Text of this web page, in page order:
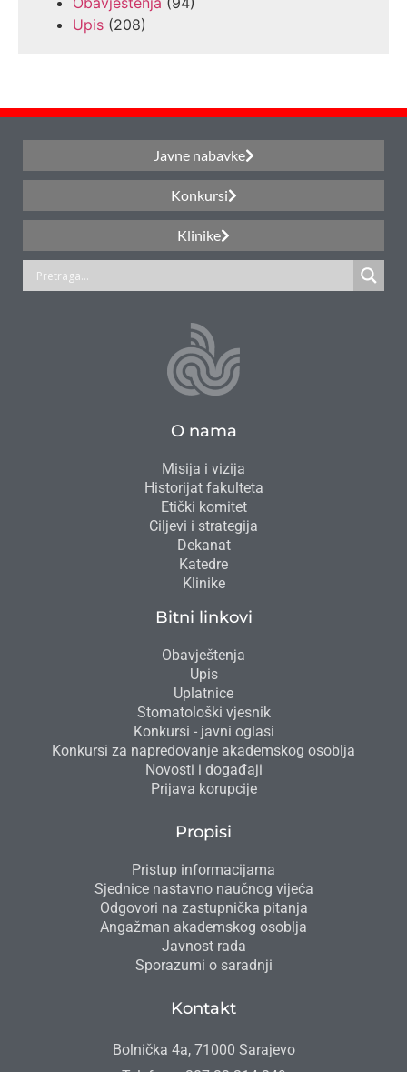
Upis (208)
Javne nabavke
Konkursi
Klinike
O nama
Misija i vizija
Historijat fakulteta
Etički komitet
Ciljevi i strategija
Dekanat
Katedre
Klinike
Bitni linkovi
Obavještenja
Upis
Uplatnice
Stomatološki vjesnik
Konkursi - javni oglasi
Konkursi za napredovanje akademskog osoblja
Novosti i događaji
Prijava korupcije
Propisi
Pristup informacijama
Sjednice nastavno naučnog vijeća
Odgovori na zastupnička pitanja
Angažman akademskog osoblja
Javnost rada
Sporazumi o saradnji
Kontakt
Bolnička 4a, 71000 Sarajevo